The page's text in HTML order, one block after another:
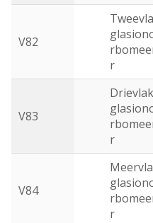
V82
r
V83
r
V84
r